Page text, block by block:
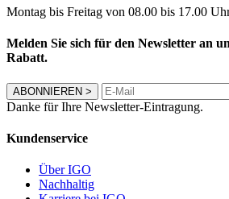
Montag bis Freitag von 08.00 bis 17.00
Melden Sie sich für den Newsletter an
Rabatt.
ABONNIEREN >
Danke für Ihre Newsletter-Eintragung.
Kundenservice
Über IGO
Nachhaltig